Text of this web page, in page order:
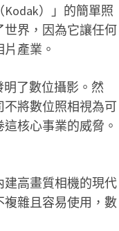
）」的簡單照
界，因為它讓任何
產業。
了數位攝影。然
將數位照相視為可
核心事業的威脅。
高畫質相機的現代
雜且容易使用，數